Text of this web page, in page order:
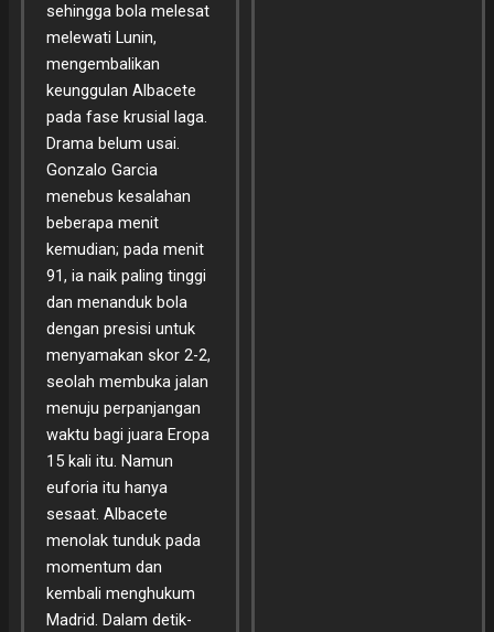
sehingga bola melesat
melewati Lunin,
mengembalikan
keunggulan Albacete
pada fase krusial laga.
Drama belum usai.
Gonzalo Garcia
menebus kesalahan
beberapa menit
kemudian; pada menit
91, ia naik paling tinggi
dan menanduk bola
dengan presisi untuk
menyamakan skor 2-2,
seolah membuka jalan
menuju perpanjangan
waktu bagi juara Eropa
15 kali itu. Namun
euforia itu hanya
sesaat. Albacete
menolak tunduk pada
momentum dan
kembali menghukum
Madrid. Dalam detik-